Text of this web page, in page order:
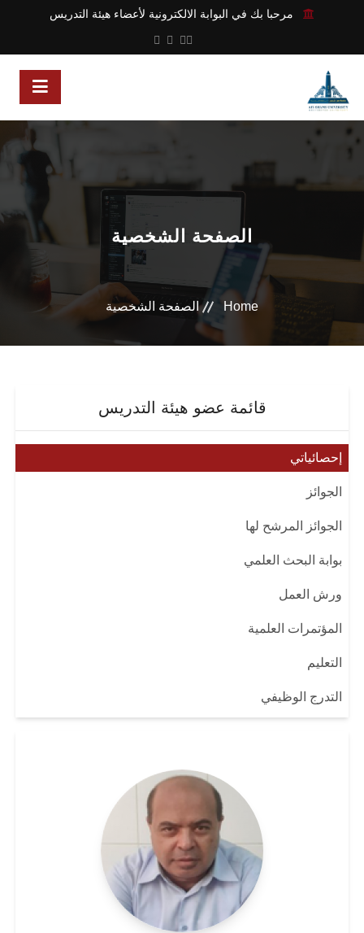
مرحبا بك في البوابة الالكترونية لأعضاء هيئة التدريس
الصفحة الشخصية
Home الصفحة الشخصية
قائمة عضو هيئة التدريس
إحصائياتي
الجوائز
الجوائز المرشح لها
بوابة البحث العلمي
ورش العمل
المؤتمرات العلمية
التعليم
التدرج الوظيفي